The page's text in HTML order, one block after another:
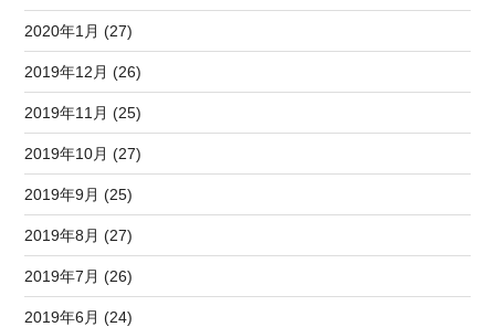
2020年1月 (27)
2019年12月 (26)
2019年11月 (25)
2019年10月 (27)
2019年9月 (25)
2019年8月 (27)
2019年7月 (26)
2019年6月 (24)